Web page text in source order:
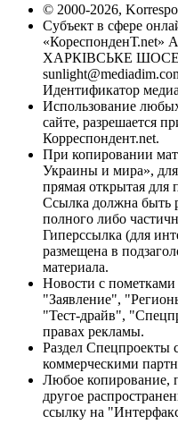
© 2000-2026,
Субъект в сфере
«КореспонденТ.net»
ХАРКІВСЬКЕ ШОСЕ,
Идентификатор
Использование
сайте, разрешается
Корреспондент.net.
При копировании
Украины и мира», для
прямая открытая для
Ссылка должна быть
полного либо
Гиперссылка (для
размещена в
материала.
Новости с
"Заявление",
"Тест-драйв",
правах рекламы.
Раздел Спецпроекты
коммерческими
Любое копирование,
другое
ссылку на